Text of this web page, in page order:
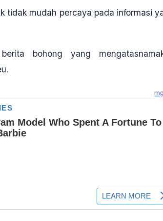
tidak mudah percaya pada informasi
bohong yang
.